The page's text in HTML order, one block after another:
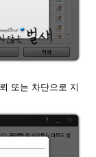
또는 차단으로 지